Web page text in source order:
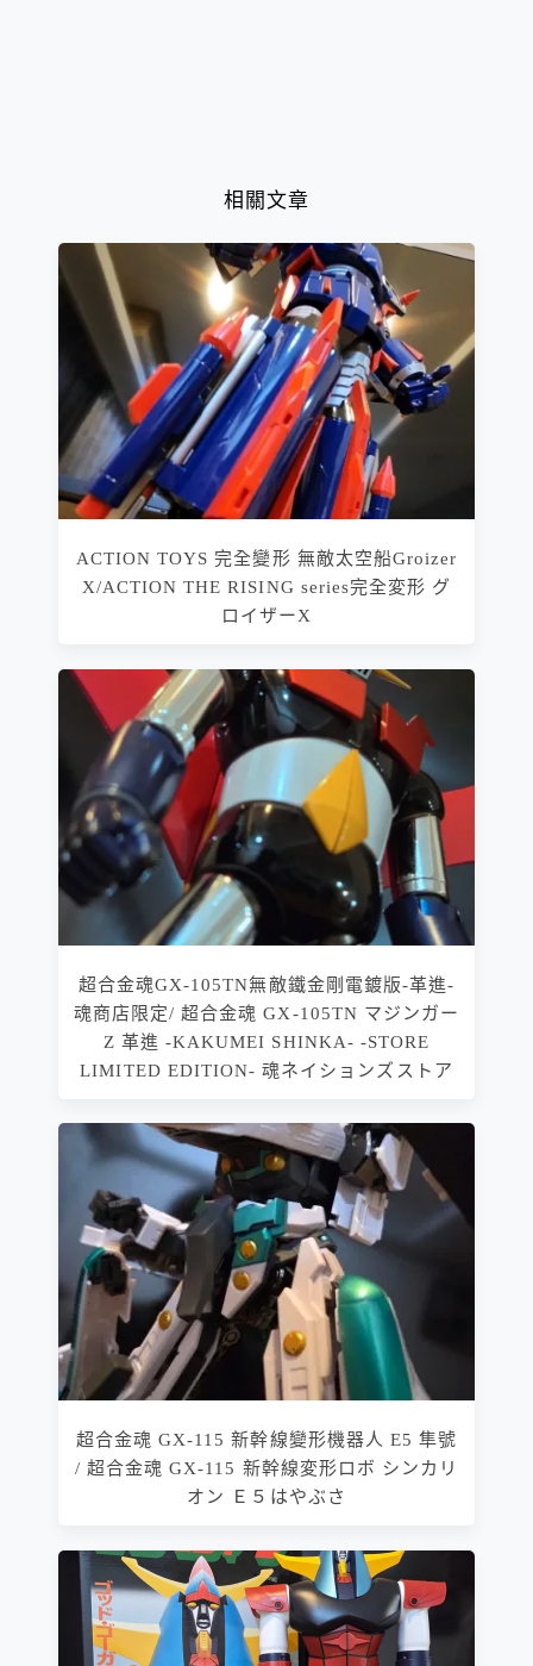
相關文章
ACTION TOYS 完全變形 無敵太空船Groizer
X/ACTION THE RISING series完全変形 グ
ロイザーX
超合金魂GX-105TN無敵鐵金剛電鍍版-革進-
魂商店限定/ 超合金魂 GX-105TN マジンガー
Z 革進 -KAKUMEI SHINKA- -STORE
LIMITED EDITION- 魂ネイションズストア
超合金魂 GX-115 新幹線變形機器人 E5 隼號
/ 超合金魂 GX-115 新幹線変形ロボ シンカリ
オン Ｅ５はやぶさ